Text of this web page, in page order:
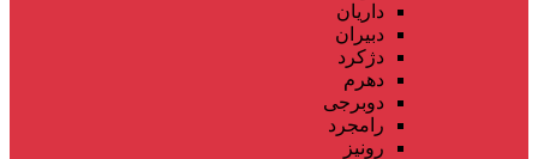
داریان
دبیران
دژکرد
دهرم
دوبرجی
رامجرد
رونیز